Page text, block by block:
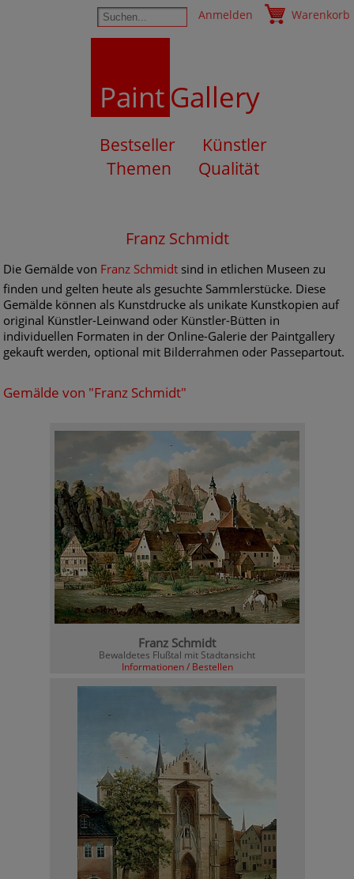
Anmelden Warenkorb
PaintGallery
Bestseller
Künstler
Themen
Qualität
Franz Schmidt
Die Gemälde von Franz Schmidt sind in etlichen Museen zu
finden und gelten heute als gesuchte Sammlerstücke. Diese
Gemälde können als Kunstdrucke als unikate Kunstkopien auf
original Künstler-Leinwand oder Künstler-Bütten in
individuellen Formaten in der Online-Galerie der Paintgallery
gekauft werden, optional mit Bilderrahmen oder Passepartout.
Gemälde von "Franz Schmidt"
Franz Schmidt
Bewaldetes Flußtal mit Stadtansicht
Informationen / Bestellen